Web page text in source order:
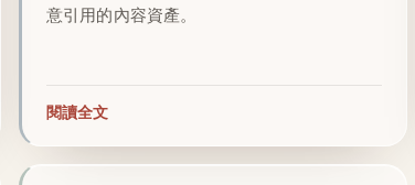
意引用的內容資產。
閱讀全文